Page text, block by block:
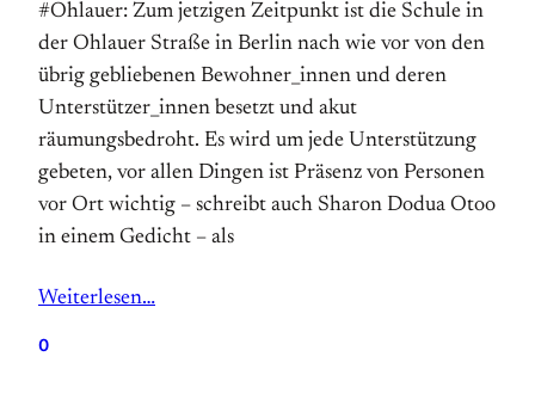
#Ohlauer: Zum jetzigen Zeitpunkt ist die Schule in
der Ohlauer Straße in Berlin nach wie vor von den
übrig gebliebenen Bewohner_innen und deren
Unterstützer_innen besetzt und akut
räumungsbedroht. Es wird um jede Unterstützung
gebeten, vor allen Dingen ist Präsenz von Personen
vor Ort wichtig – schreibt auch Sharon Dodua Otoo
in einem Gedicht – als
Weiterlesen…
0